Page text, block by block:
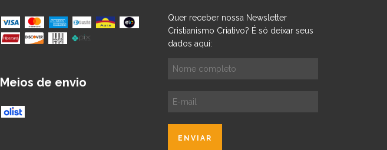
Meios de envio
Quer receber nossa Newsletter
Cristianismo Criativo? É só deixar seus
dados aqui: